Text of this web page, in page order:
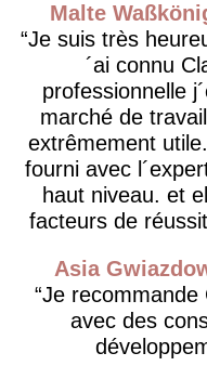
Malte
Je suis très
´ai connu
professionnelle
marché de
extrêmement
fourni avec
haut niveau. et
facteurs de
Asia
Je recommande
avec des